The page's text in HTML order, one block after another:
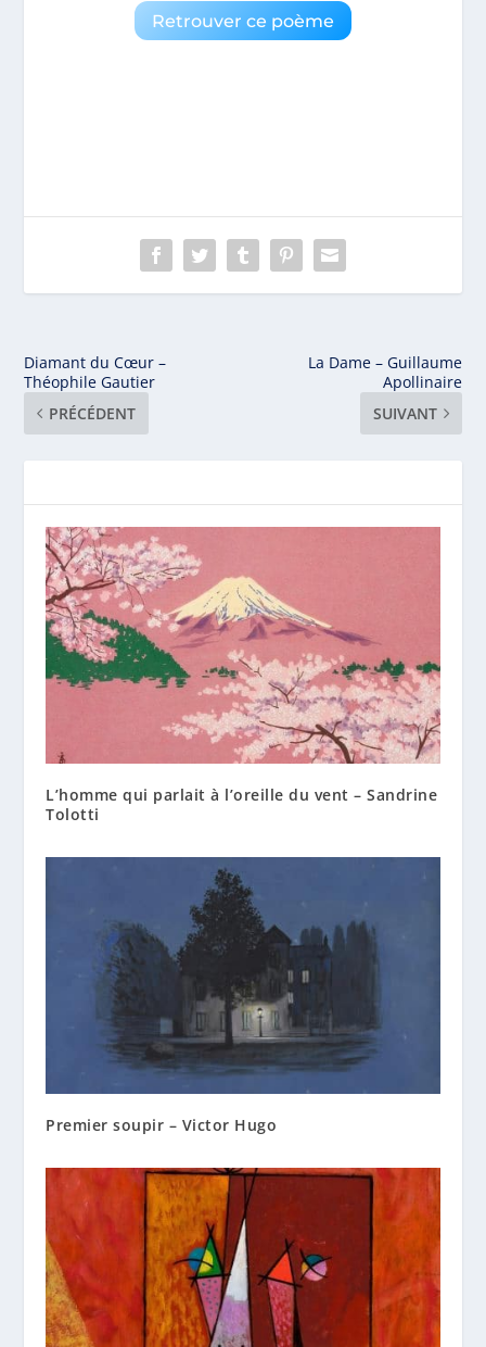
Retrouver ce poème
Diamant du Cœur –
Théophile Gautier
PRÉCÉDENT
La Dame – Guillaume
Apollinaire
SUIVANT
L’homme qui parlait à l’oreille du vent – Sandrine
Tolotti
Premier soupir – Victor Hugo